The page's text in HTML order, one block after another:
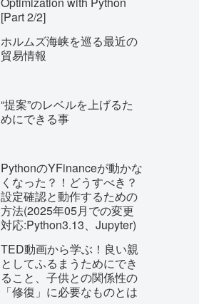
[Part 2/2]
ホルムズ海峡を巡る最近の
貿易情報
“提案”のレベルを上げるた
めにできる事
PythonのYFinanceが動かな
くなった？！どうすべき？
設定確認と動作するための
方法(2025年05月での変更
対応:Python3.13、Jupyter)
TED動画から学ぶ！良い親
としてふるまうためにでき
ること、子供との関係性の
「修復」に必要なものとは